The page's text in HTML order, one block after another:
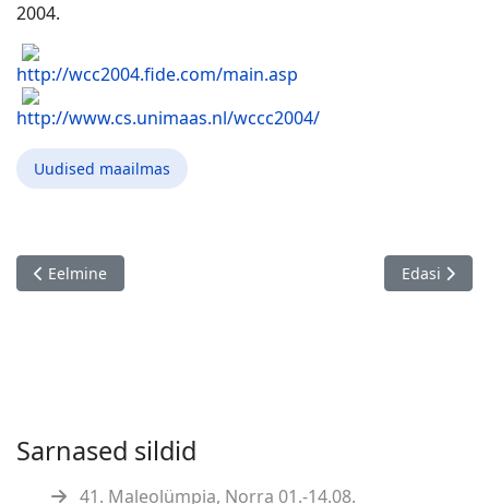
2004.
http://wcc2004.fide.com/main.asp
http://www.cs.unimaas.nl/wccc2004/
Uudised maailmas
Eelmine artikkel: Tarvo Seeman täitis teistkordselt
Eelmine Järgmine
Edasi
Sarnased sildid
41. Maleolümpia, Norra 01.-14.08.